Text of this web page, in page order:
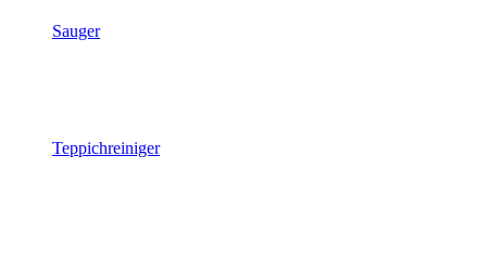
Sauger
Teppichreiniger